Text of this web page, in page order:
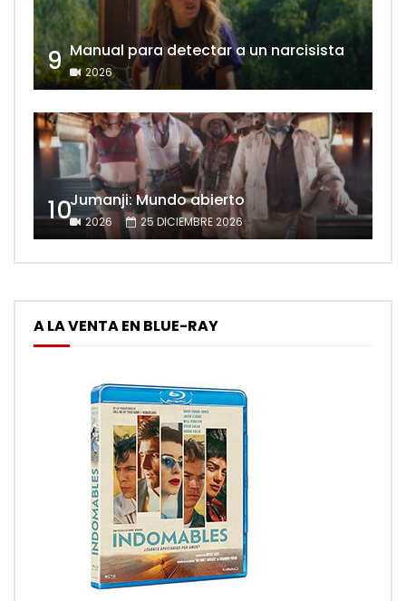
9 Manual para detectar a un narcisista
2026
10Jumanji: Mundo abierto
2026 25 DICIEMBRE 2026
A LA VENTA EN BLUE-RAY